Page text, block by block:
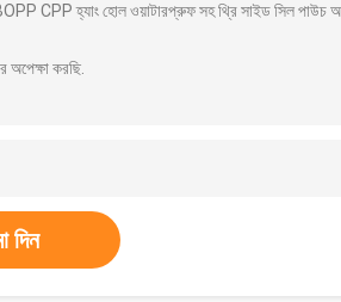
CPP হ্যাং হোল ওয়াটারপ্রুফ সহ থ্রি সাইড সিল পাউচ
করছি.
দিন